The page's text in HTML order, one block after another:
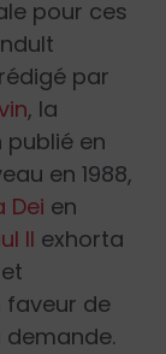
pour ces
par
, la
publié en
en 1988,
Dei en
II exhorta
faveur de
demande.